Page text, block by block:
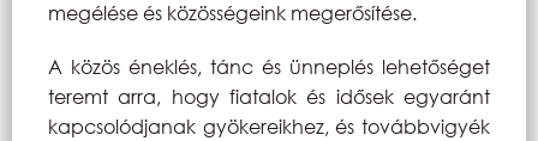
megélése és közösségeink megerősítése.
A közös éneklés, tánc és ünneplés lehetőséget
teremt arra, hogy fiatalok és idősek egyaránt
kapcsolódjanak gyökereikhez, és továbbvigyék